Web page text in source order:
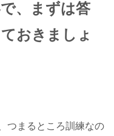
、まずは答
おきましょ
つまるところ訓練なの